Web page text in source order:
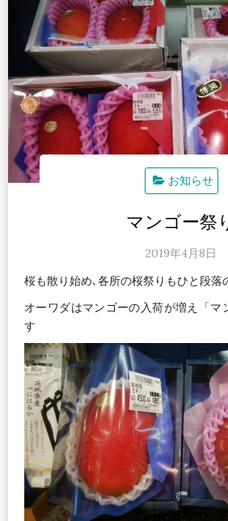
お知らせ
マンゴー祭
2019年4月8日
桜も散り始め､各所の桜祭りもひと段落
オーワダはマンゴーの入荷が増え「マ
す